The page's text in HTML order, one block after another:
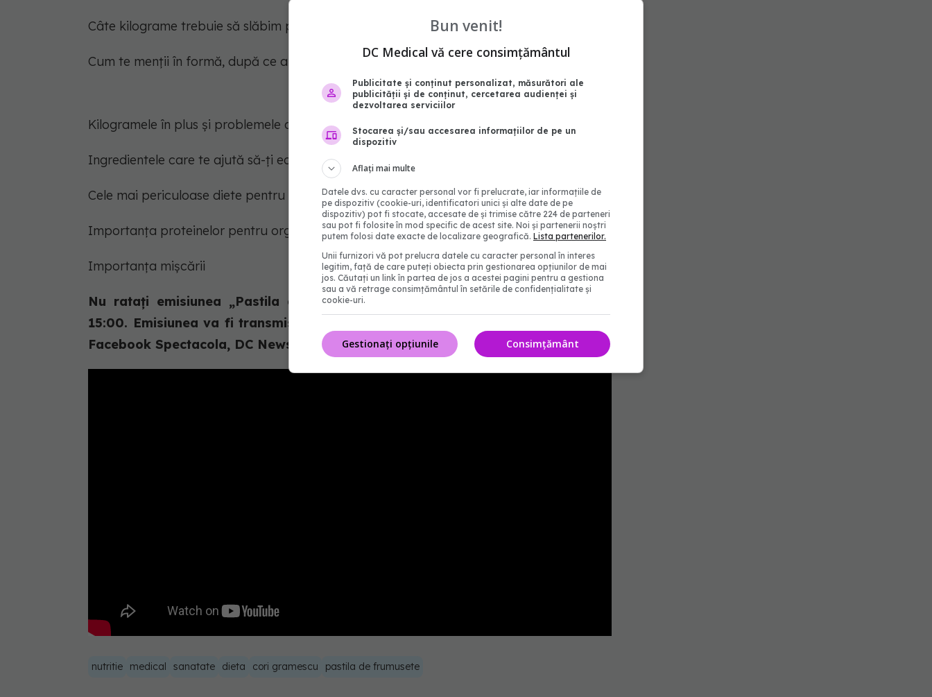
Câte kilograme trebuie să slăbim pe lună, pentru a ne menține sănătatea
Cum te menții în formă, după ce ai slăbit
Kilogramele în plus și problemele de sănătate
Ingredientele care te ajută să-ți echilibrezi corpul
Cele mai periculoase diete pentru sănătate
Importanța proteinelor pentru organismul nostru
Importanța mișcării
Nu ratați emisiunea „Pastila de Frumusețe”, de sâmbătă, 29 iulie, de la ora
15:00. Emisiunea va fi transmisă simultan pe canalele de Youtube și paginile de
Facebook Spectacola, DC News, DC Medical, dar și pe DC News TV.
nutritie medical sanatate dieta cori gramescu pastila de frumusete
Bun venit!
DC Medical vă cere consimțământul
Publicitate și conținut personalizat, măsurători ale
publicității și de conținut, cercetarea audienței și
dezvoltarea serviciilor
Stocarea și/sau accesarea informațiilor de pe un
dispozitiv
Aflați mai multe
Datele dvs. cu caracter personal vor fi prelucrate, iar informațiile de
pe dispozitiv (cookie-uri, identificatori unici și alte date de pe
dispozitiv) pot fi stocate, accesate de și trimise către 224 de parteneri
sau pot fi folosite în mod specific de acest site. Noi și partenerii noștri
putem folosi date exacte de localizare geografică. Lista partenerilor.
Unii furnizori vă pot prelucra datele cu caracter personal în interes
legitim, față de care puteți obiecta prin gestionarea opțiunilor de mai
jos. Căutați un link în partea de jos a acestei pagini pentru a gestiona
sau a vă retrage consimțământul în setările de confidențialitate și
cookie-uri.
Consimțământ
Gestionați opțiunile